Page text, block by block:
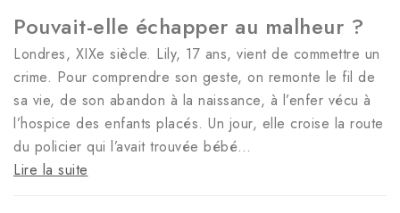
Pouvait-elle échapper au malheur ?
Londres, XIXe siècle. Lily, 17 ans, vient de commettre un
crime. Pour comprendre son geste, on remonte le fil de
sa vie, de son abandon à la naissance, à l’enfer vécu à
l’hospice des enfants placés. Un jour, elle croise la route
du policier qui l’avait trouvée bébé…
Lire la suite